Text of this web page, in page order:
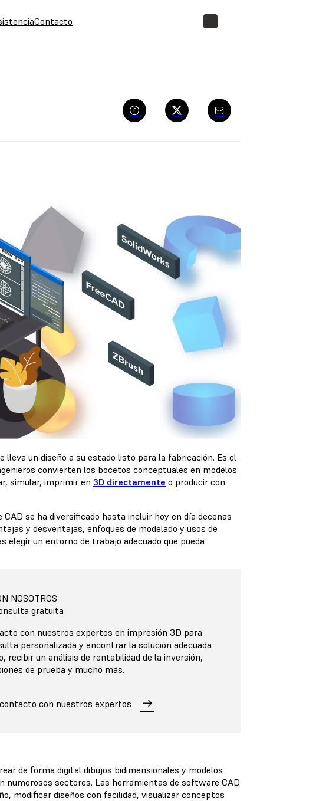
Contacto
lleva un diseño a su estado listo para la fabricación. Es el
convierten los bocetos conceptuales en modelos
simular, imprimir en 3D directamente o producir con
se ha diversificado hasta incluir hoy en día decenas
y desventajas, enfoques de modelado y usos de
elegir un entorno de trabajo adecuado que pueda
NOSOTROS
gratuita
con nuestros expertos en impresión 3D para
personalizada y encontrar la solución adecuada
recibir un análisis de rentabilidad de la inversión,
de prueba y mucho más.
con nuestros expertos
de forma digital dibujos bidimensionales y modelos
numerosos sectores. Las herramientas de software CAD
modificar diseños con facilidad, visualizar conceptos